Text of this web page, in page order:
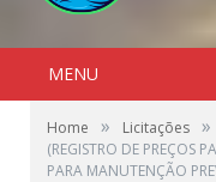
MENU
Home » Licitações »
(REGISTRO DE PREÇOS
PARA MANUTENÇÃO